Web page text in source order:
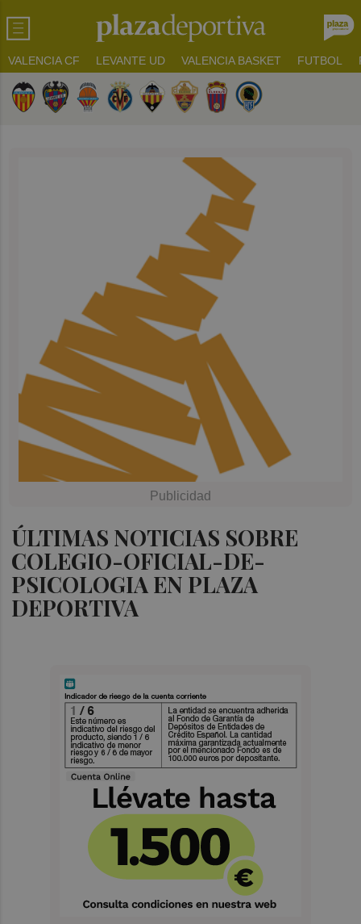
VALENCIA CF LEVANTE UD VALENCIA BASKET FUTBOL
ÚLTIMAS NOTICIAS SOBRE
COLEGIO-OFICIAL-DE-
PSICOLOGIA EN PLAZA
DEPORTIVA